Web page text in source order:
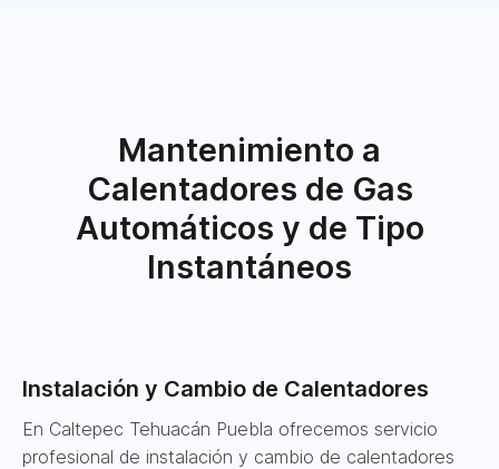
Mantenimiento a
Calentadores de Gas
Automáticos y de Tipo
Instantáneos
Instalación y Cambio de Calentadores
En Caltepec Tehuacán Puebla ofrecemos servicio
profesional de instalación y cambio de calentadores